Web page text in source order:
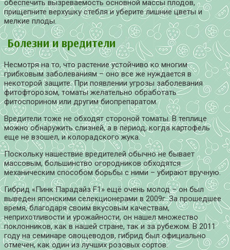
обеспечить вызреваемость основной массы плодов,
прищепните верхушку стебля и уберите лишние цветы и
мелкие плоды.
Болезни и вредители
Несмотря на то, что растение устойчиво ко многим
грибковым заболеваниям – оно все же нуждается в
некоторой защите. При появлении угрозы заболевания
фитофторозом, томаты желательно обработать
фитоспорином или другим биопрепаратом.
Вредители тоже не обходят стороной томаты. В теплице
можно обнаружить слизней, а в период, когда картофель
еще не взошел, и колорадского жука.
Поскольку нашествие вредителей обычно не бывает
массовым, большинство огородников обходятся
механическим способом борьбы с ними – убирают вручную.
Гибрид «Пинк Парадайз F1» ещё очень молод – он был
выведен японскими селекционерами в 2009г. За прошедшее
время, благодаря своим вкусовым качествам,
неприхотливости и урожайности, он нашел множество
поклонников, как в нашей стране, так и за рубежом. В 2011
году на семинаре овощеводов, гибрид был официально
отмечен, как один из лучших розовых сортов.